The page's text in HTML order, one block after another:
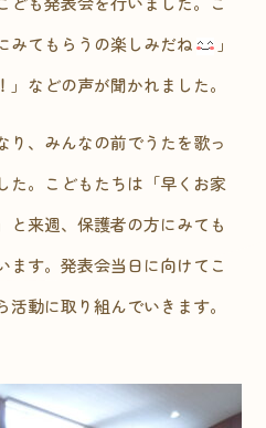
みてもらうの楽しみだね
」
」などの声が聞かれました。
り、みんなの前でうたを歌っ
た。こどもたちは「早くお家
と来週、保護者の方にみても
ます。発表会当日に向けてこ
動に取り組んでいきます。